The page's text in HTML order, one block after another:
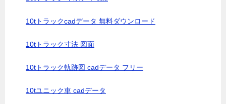
10tトラックcadデータ 無料ダウンロード
10tトラック寸法 図面
10tトラック軌跡図 cadデータ フリー
10tユニック車 cadデータ